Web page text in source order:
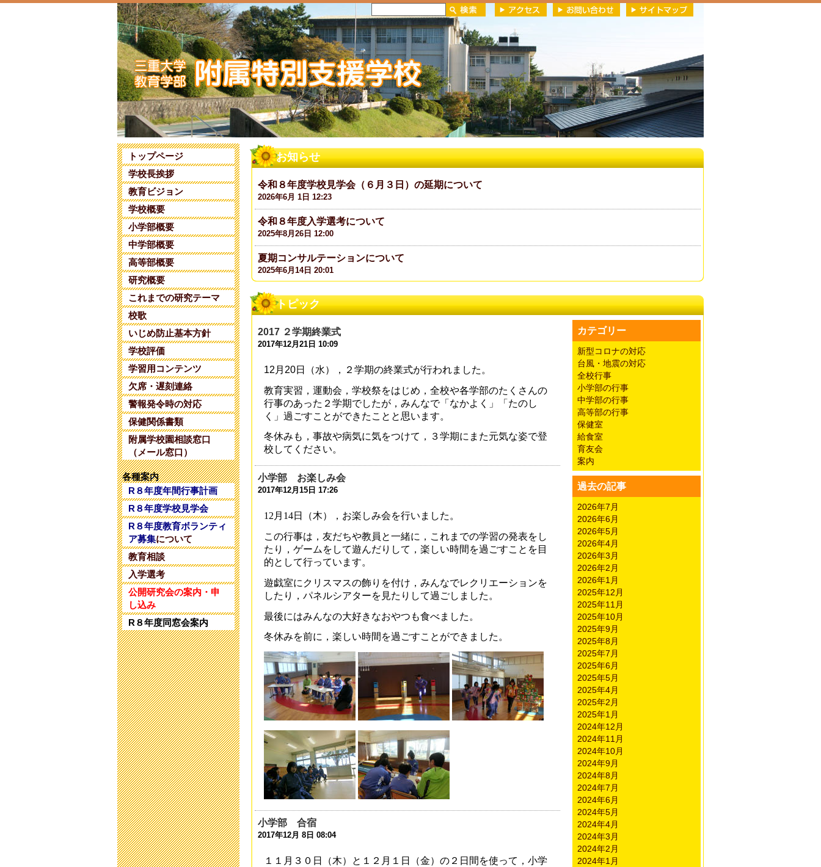
トップページ
学校長挨拶
教育ビジョン
学校概要
小学部概要
中学部概要
高等部概要
研究概要
これまでの研究テーマ
校歌
いじめ防止基本方針
学校評価
学習用コンテンツ
欠席・遅刻連絡
警報発令時の対応
保健関係書類
附属学校園相談窓口
（メール窓口）
各種案内
R８年度年間行事計画
R８年度学校見学会
R８年度教育ボランティ
ア募集について
教育相談
入学選考
公開研究会の案内・申
し込み
R８年度同窓会案内
お知らせ
令和８年度学校見学会（６月３日）の延期について
2026年6月 1日 12:23
令和８年度入学選考について
2025年8月26日 12:00
夏期コンサルテーションについて
2025年6月14日 20:01
令和８年度 同窓会案内について
2025年5月28日 18:45
令和８年度 教育ボランティアについて
2025年5月 1日 16:18
令和８年度コンサルテーションについて
令和7年度学校見学会について
2025年4月25日 17:00
令和5年度 公開研究会のお知らせ
2024年1月10日 17:51
令和5年度 公開研究会のお知らせ
2023年11月20日 18:22
令和６年度入学選考について
第32回 公開研究会1次案内のお知らせ
2023年6月14日 19:36
教育ボランティアについて
2023年5月11日 17:08
保健関係書類について
2023年4月14日 17:43
研究中間報告の終了のお知らせ
2023年3月20日 17:16
研究中間報告 お知らせの追伸
2023年1月27日 15:26
令和４年度 研究中間報告のお知らせ
2023年1月19日 16:52
令和５年度 中学部 新１年生（欠員分） 追加募集
2022年12月 1日 08:34
2021年9月 9日 17:45
2021年8月26日 09:56
トピック
2017 ２学期終業式
2017年12月21日 10:09
12 月 20日（水），２学期の終業式が行われました。
教育実習，運動会，学校祭をはじめ，全校や各学部のたくさんの
行事のあった２学期でしたが，みんなで「なかよく」「たのし
く」過ごすことができたことと思います。
冬休みも，事故や病気に気をつけて，３学期にまた元気な姿で登
校してください。
小学部 お楽しみ会
2017年12月15日 17:26
12 月 14日（木），お楽しみ会を行いました。
この行事は，友だちや教員と一緒に，これまでの学習の発表をし
たり，ゲームをして遊んだりして，楽しい時間を過ごすことを目
的として行っています。
遊戯室にクリスマスの飾りを付け，みんなでレクリエーションを
したり，パネルシアターを見たりして過ごしました。
最後にはみんなの大好きなおやつも食べました。
冬休みを前に，楽しい時間を過ごすことができました。
小学部 合宿
2017年12月 8日 08:04
１１月３０日（木）と１２月１日（金）の２日間を使って，小学
カテゴリー
新型コロナの対応
台風・地震の対応
全校行事
小学部の行事
中学部の行事
高等部の行事
保健室
給食室
育友会
案内
過去の記事
2026年7月
2026年6月
2026年5月
2026年4月
2026年3月
2026年2月
2026年1月
2025年12月
2025年11月
2025年10月
2025年9月
2025年8月
2025年7月
2025年6月
2025年5月
2025年4月
2025年2月
2025年1月
2024年12月
2024年11月
2024年10月
2024年9月
2024年8月
2024年7月
2024年6月
2024年5月
2024年4月
2024年3月
2024年2月
2024年1月